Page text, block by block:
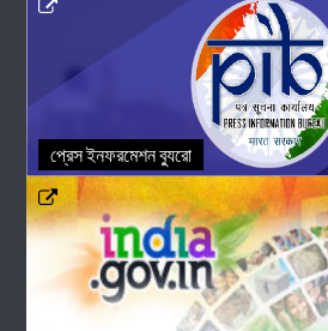
প্রেস ইনফরমেশন ব্যুরো